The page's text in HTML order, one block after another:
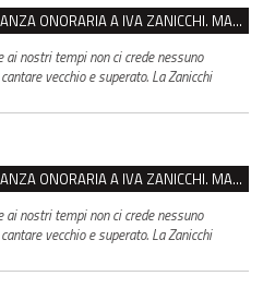
VENTASSO, SÌ ALLA CITTADINANZA ONORARIA A IVA ZANICCHI. MA BARGIACCHI: “È DI PESSIMO GUSTO”
nostri tempi non ci crede nessuno
vecchio e superato. La Zanicchi
VENTASSO, SÌ ALLA CITTADINANZA ONORARIA A IVA ZANICCHI. MA BARGIACCHI: “È DI PESSIMO GUSTO”
nostri tempi non ci crede nessuno
vecchio e superato. La Zanicchi